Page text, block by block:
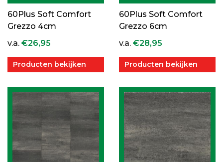
60Plus Soft Comfort
Grezzo 4cm
v.a. €26,95
Producten bekijken
60Plus Soft Comfort
Grezzo 6cm
v.a. €28,95
Producten bekijken